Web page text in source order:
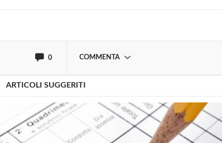
0 COMMENTA
ARTICOLI SUGGERITI